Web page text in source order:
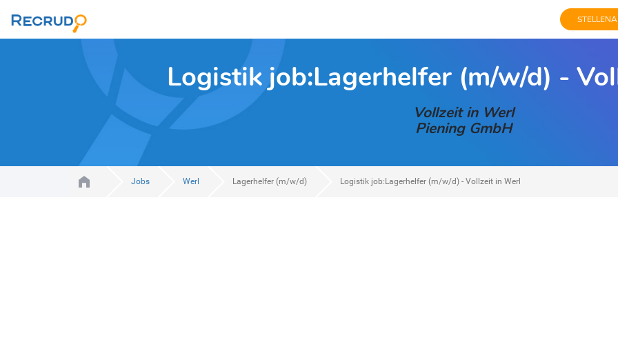
Logistik job:Lagerhelfer (m/w/d) -
Vollzeit in Werl
Piening GmbH
Jobs Werl Lagerhelfer (m/w/d) Logistik job:Lagerhelfer (m/w/d) - Vollzeit in Werl